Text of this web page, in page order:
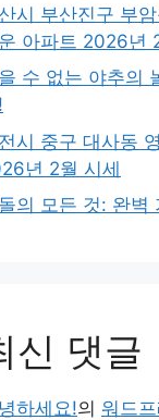
시 부산진구 부
아파트 2026년
수 없는 야추의
시 중구 대사동
년 2월 시세
의 모든 것: 완벽
신 댓글
하세요!의 워드